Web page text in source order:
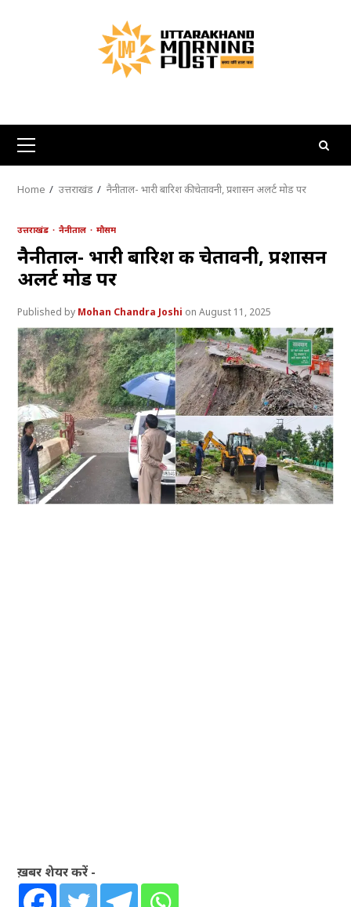
Primary
Menu
Home उत्तराखंड नैनीताल- भारी बारिश की चेतावनी, प्रशासन अलर्ट मोड पर
उत्तराखंड नैनीताल मौसम
नैनीताल- भारी बारिश की चेतावनी, प्रशासन
अलर्ट मोड पर
Mohan Chandra Joshi August 11, 2025
ख़बर शेयर करें -